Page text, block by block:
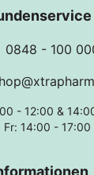
0848 - 100
- 12:00 &
Fr: 14:00 - 17:00